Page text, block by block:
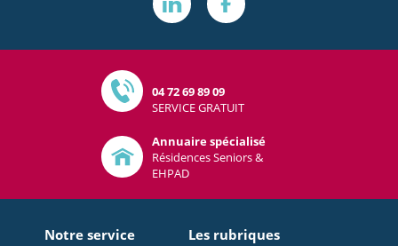
Notre service Les rubriques
04 72 69 89 09
SERVICE GRATUIT
Annuaire spécialisé
Résidences Seniors &
EHPAD